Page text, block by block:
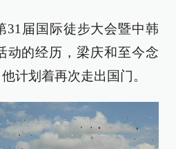
31届国际徒步大会暨中韩
动的经历，梁庆和至今念
计划着再次走出国门。